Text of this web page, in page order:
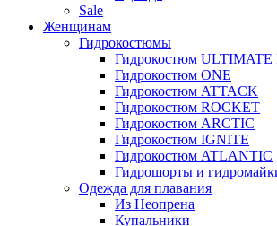
Sale
Женщинам
Гидрокостюмы
Гидрокостюм ULTIMATE
Гидрокостюм ONE
Гидрокостюм ATTACK
Гидрокостюм ROCKET
Гидрокостюм ARCTIC
Гидрокостюм IGNITE
Гидрокостюм ATLANTIC
Гидрошорты и
Одежда для плавания
Из Неопрена
Купальники